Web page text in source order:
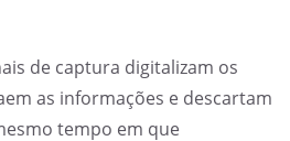
de captura digitalizam os
as informações e descartam
tempo em que